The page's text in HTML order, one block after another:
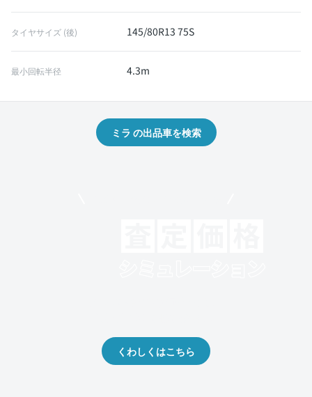
タイヤサイズ (後) 145/80R13 75S
最小回転半径 4.3m
ミラ の出品車を検索
くわしくはこちら